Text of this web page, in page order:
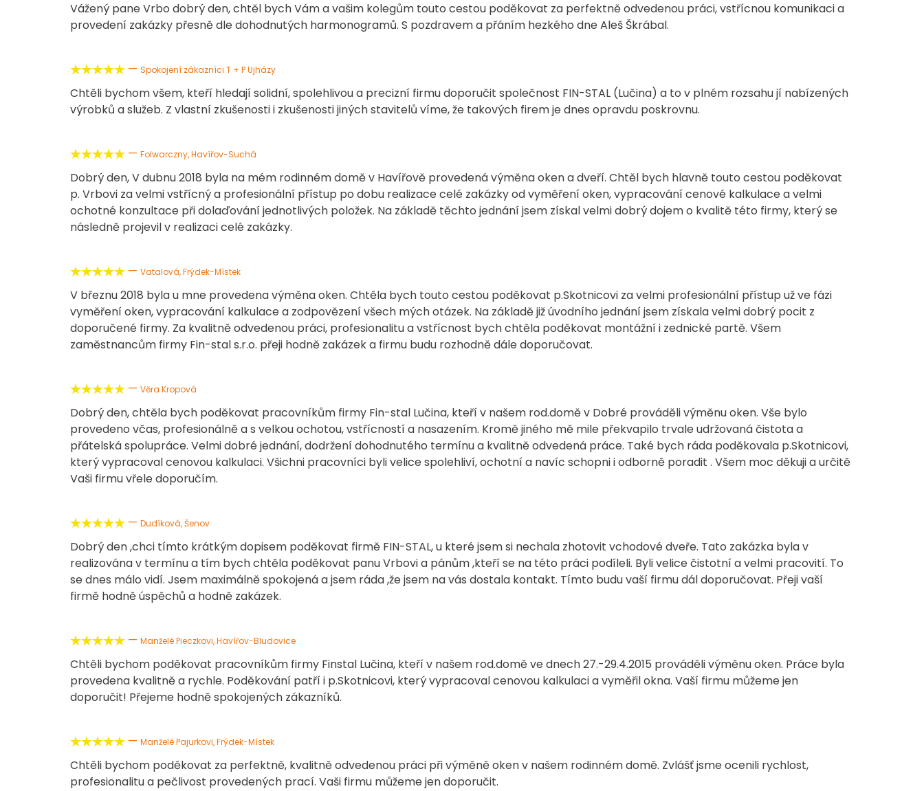
Vážený pane Vrbo dobrý den, chtěl bych Vám a vašim kolegům touto cestou poděkovat za perfektně odvedenou práci, vstřícnou komunikaci a
provedení zakázky přesně dle dohodnutých harmonogramů. S pozdravem a přáním hezkého dne Aleš Škrábal.
 — Spokojení zákazníci T + P Ujházy
Chtěli bychom všem, kteří hledají solidní, spolehlivou a precizní firmu doporučit společnost FIN-STAL (Lučina) a to v plném rozsahu jí nabízených
výrobků a služeb. Z vlastní zkušenosti i zkušenosti jiných stavitelů víme, že takových firem je dnes opravdu poskrovnu.
 — Folwarczny, Havířov-Suchá
Dobrý den, V dubnu 2018 byla na mém rodinném domě v Havířově provedená výměna oken a dveří. Chtěl bych hlavně touto cestou poděkovat
p. Vrbovi za velmi vstřícný a profesionální přístup po dobu realizace celé zakázky od vyměření oken, vypracování cenové kalkulace a velmi
ochotné konzultace při dolaďování jednotlivých položek. Na základě těchto jednání jsem získal velmi dobrý dojem o kvalitě této firmy, který se
následně projevil v realizaci celé zakázky.
 — Vatalová, Frýdek-Místek
V březnu 2018 byla u mne provedena výměna oken. Chtěla bych touto cestou poděkovat p.Skotnicovi za velmi profesionální přístup už ve fázi
vyměření oken, vypracování kalkulace a zodpovězení všech mých otázek. Na základě již úvodního jednání jsem získala velmi dobrý pocit z
doporučené firmy. Za kvalitně odvedenou práci, profesionalitu a vstřícnost bych chtěla poděkovat montážní i zednické partě. Všem
zaměstnancům firmy Fin-stal s.r.o. přeji hodně zakázek a firmu budu rozhodně dále doporučovat.
 — Věra Kropová
Dobrý den, chtěla bych poděkovat pracovníkům firmy Fin-stal Lučina, kteří v našem rod.domě v Dobré prováděli výměnu oken. Vše bylo
provedeno včas, profesionálně a s velkou ochotou, vstřícností a nasazením. Kromě jiného mě mile překvapilo trvale udržovaná čistota a
přátelská spolupráce. Velmi dobré jednání, dodržení dohodnutého termínu a kvalitně odvedená práce. Také bych ráda poděkovala p.Skotnicovi,
který vypracoval cenovou kalkulaci. Všichni pracovníci byli velice spolehliví, ochotní a navíc schopni i odborně poradit . Všem moc děkuji a určitě
Vaši firmu vřele doporučím.
 — Dudíková, Šenov
Dobrý den ,chci tímto krátkým dopisem poděkovat firmě FIN-STAL, u které jsem si nechala zhotovit vchodové dveře. Tato zakázka byla v
realizována v termínu a tím bych chtěla poděkovat panu Vrbovi a pánům ,kteří se na této práci podíleli. Byli velice čistotní a velmi pracovití. To
se dnes málo vidí. Jsem maximálně spokojená a jsem ráda ,že jsem na vás dostala kontakt. Tímto budu vaší firmu dál doporučovat. Přeji vaší
firmě hodně úspěchů a hodně zakázek.
 — Manželé Pieczkovi, Havířov-Bludovice
Chtěli bychom poděkovat pracovníkům firmy Finstal Lučina, kteří v našem rod.domě ve dnech 27.-29.4.2015 prováděli výměnu oken. Práce byla
provedena kvalitně a rychle. Poděkování patří i p.Skotnicovi, který vypracoval cenovou kalkulaci a vyměřil okna. Vaší firmu můžeme jen
doporučit! Přejeme hodně spokojených zákazníků.
 — Manželé Pajurkovi, Frýdek-Místek
Chtěli bychom poděkovat za perfektně, kvalitně odvedenou práci při výměně oken v našem rodinném domě. Zvlášť jsme ocenili rychlost,
profesionalitu a pečlivost provedených prací. Vaši firmu můžeme jen doporučit.